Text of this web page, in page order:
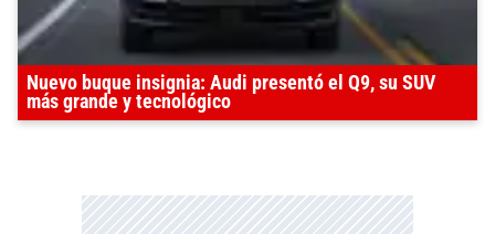
Nuevo buque insignia: Audi presentó el Q9, su SUV
más grande y tecnológico